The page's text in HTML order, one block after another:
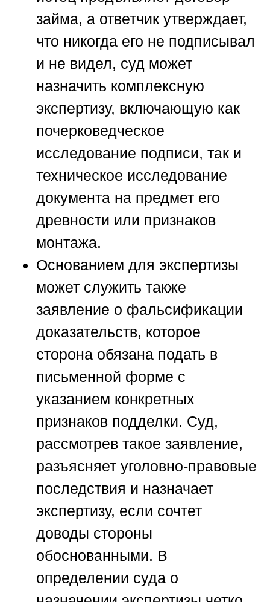
займа, а ответчик утверждает,
что никогда его не подписывал
и не видел, суд может
назначить комплексную
экспертизу, включающую как
почерковедческое
исследование подписи, так и
техническое исследование
документа на предмет его
древности или признаков
монтажа.
Основанием для экспертизы
может служить также
заявление о фальсификации
доказательств, которое
сторона обязана подать в
письменной форме с
указанием конкретных
признаков подделки. Суд,
рассмотрев такое заявление,
разъясняет уголовно-правовые
последствия и назначает
экспертизу, если сочтет
доводы стороны
обоснованными. В
определении суда о